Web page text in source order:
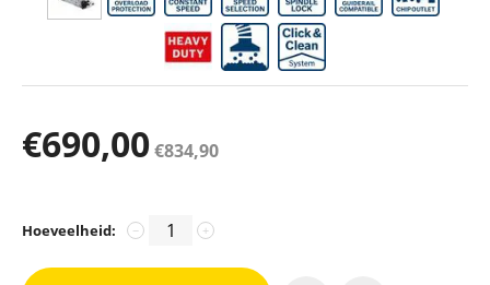
€690,00€834,90
Hoeveelheid: +
−